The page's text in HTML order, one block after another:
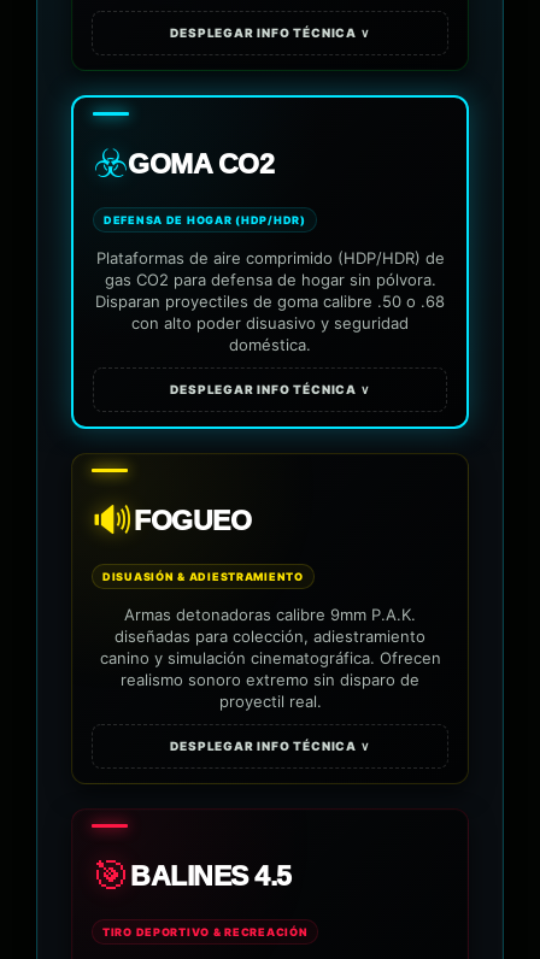
DESPLEGAR INFO TÉCNICA ∨
☣️GOMA CO2
DEFENSA DE HOGAR (HDP/HDR)
Plataformas de aire comprimido (HDP/HDR) de
gas CO2 para defensa de hogar sin pólvora.
Disparan proyectiles de goma calibre .50 o .68
con alto poder disuasivo y seguridad
doméstica.
DESPLEGAR INFO TÉCNICA ∨
🔊FOGUEO
DISUASIÓN & ADIESTRAMIENTO
Armas detonadoras calibre 9mm P.A.K.
diseñadas para colección, adiestramiento
canino y simulación cinematográfica. Ofrecen
realismo sonoro extremo sin disparo de
proyectil real.
DESPLEGAR INFO TÉCNICA ∨
🎯BALINES 4.5
TIRO DEPORTIVO & RECREACIÓN